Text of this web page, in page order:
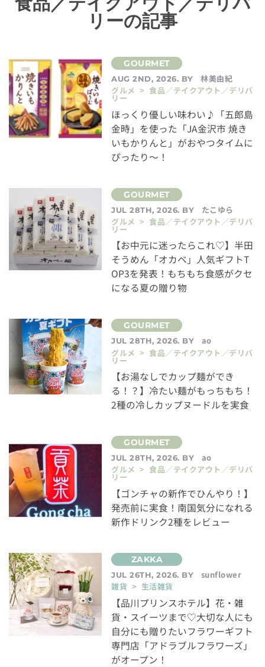
リーの記事
AUG 2ND, 2026. BY
林美由紀
グルメ > 食品／テイクアウト／デリバ
リー
ほっくり優しい味わい♪「五郎島
金時」を使った「JA金沢市 焼き
いもかりんと」がおやつタイムに
ぴったり～！
JUL 28TH, 2026. BY
たこゆら
グルメ > 食品／テイクアウト／デリバ
リー
【お中元に迷ったらこれ♡】半田
そうめん「オカベ」人気ギフトT
OP3を発表！もちもち食感がクセ
になる夏の贈り物
JUL 28TH, 2026. BY
ao
グルメ > 食品／テイクアウト／デリバ
リー
【お湯なしでカップ麺ができ
る！？】冷たい麺がもっちもち！
2種の冷しカップヌードルを実食
JUL 28TH, 2026. BY
ao
グルメ > 食品／テイクアウト／デリバ
リー
【ゴンチャの新作でひんやり！】
発売前に実食！南国気分になれる
新作ドリンク2種をレビュー
JUL 26TH, 2026. BY
sunflower
雑貨 > 生活雑貨
【品川プリンスホテル】花・雑
貨・スイーツまで♡大切な人にも
自分にも贈りたいフラワーギフト
専門店「アドラブルフラワーズ」
がオープン！